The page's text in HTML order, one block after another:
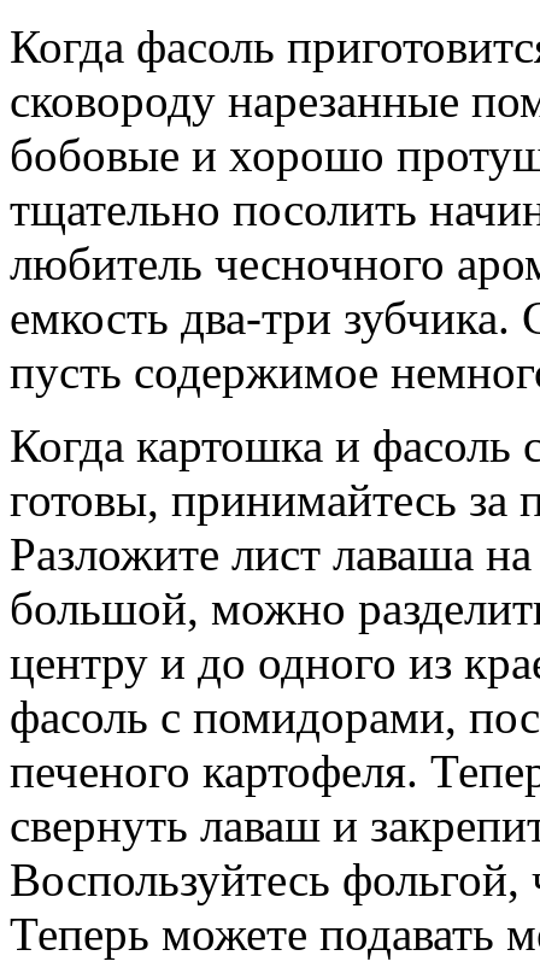
Когда фасоль
сковороду нарезанные
бобовые и хорошо
тщательно посолить
любитель чесночного
емкость два-три
пусть содержимое
Когда картошка и
готовы, принимайтесь за
Разложите лист лаваша
большой, можно
центру и до одного из
фасоль с помидорами,
печеного картофеля.
свернуть лаваш и
Воспользуйтесь
Теперь можете подавать